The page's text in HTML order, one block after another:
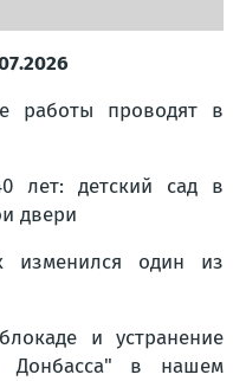
работы проводят в
лет: детский сад в
двери
один из
и устранение
в нашем